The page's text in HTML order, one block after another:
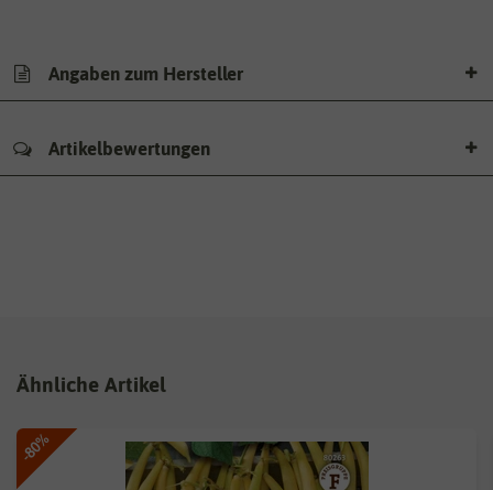
Angaben zum Hersteller
Artikelbewertungen
Ähnliche Artikel
-80%